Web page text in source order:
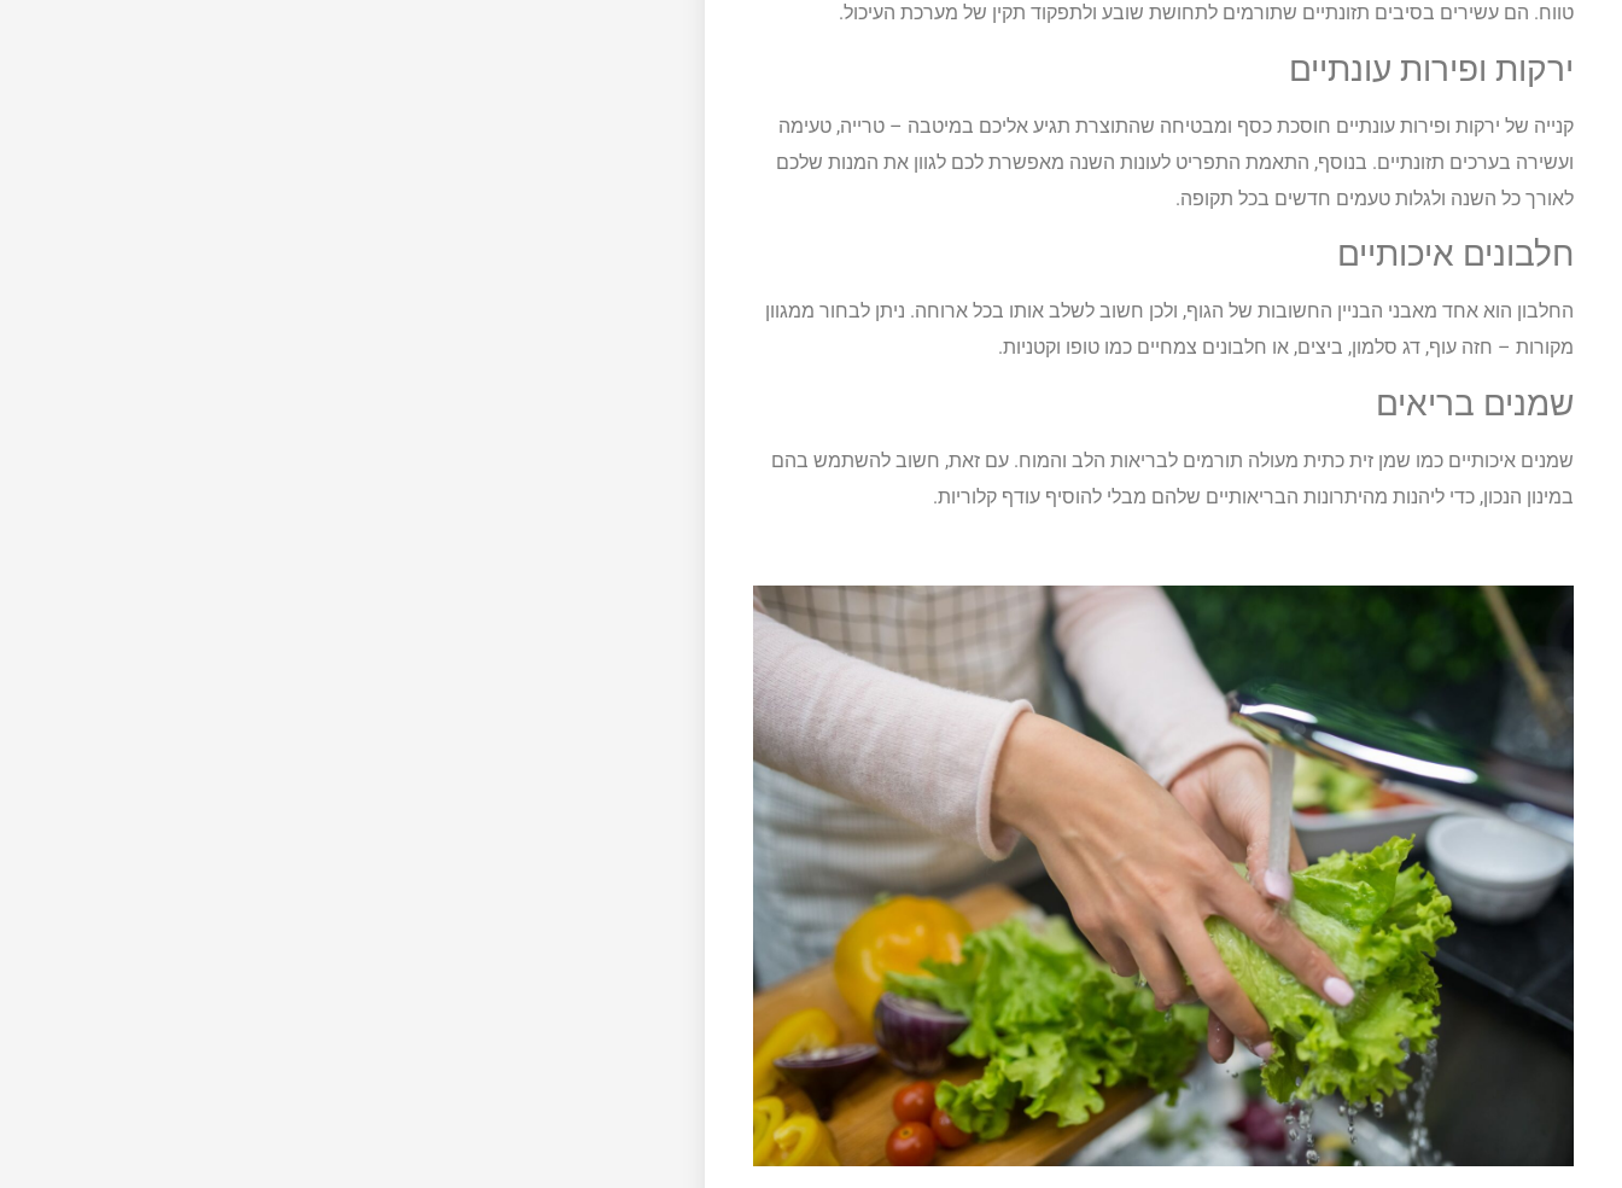
טווח. הם עשירים בסיבים תזונתיים שתורמים לתחושת שובע ולתפקוד תקין של מערכת העיכול.
ירקות ופירות עונתיים
קנייה של ירקות ופירות עונתיים חוסכת כסף ומבטיחה שהתוצרת תגיע אליכם במיטבה – טרייה, טעימה
ועשירה בערכים תזונתיים. בנוסף, התאמת התפריט לעונות השנה מאפשרת לכם לגוון את המנות שלכם
לאורך כל השנה ולגלות טעמים חדשים בכל תקופה.
חלבונים איכותיים
החלבון הוא אחד מאבני הבניין החשובות של הגוף, ולכן חשוב לשלב אותו בכל ארוחה. ניתן לבחור ממגוון
מקורות – חזה עוף, דג סלמון, ביצים, או חלבונים צמחיים כמו טופו וקטניות.
שמנים בריאים
שמנים איכותיים כמו שמן זית כתית מעולה תורמים לבריאות הלב והמוח. עם זאת, חשוב להשתמש בהם
במינון הנכון, כדי ליהנות מהיתרונות הבריאותיים שלהם מבלי להוסיף עודף קלוריות.